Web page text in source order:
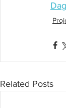
Related Posts